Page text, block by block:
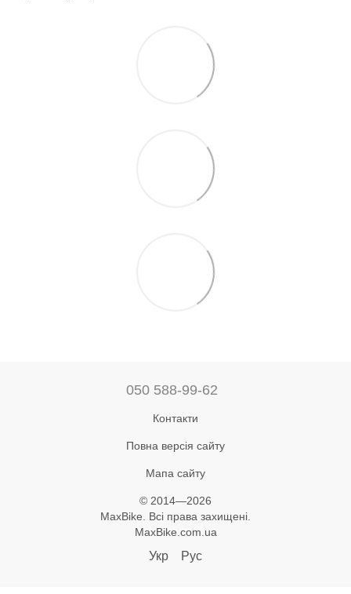
050 588-99-62
Контакти
Повна версія сайту
Мапа сайту
© 2014—2026
MaxBike. Всі права захищені.
MaxBike.com.ua
Укр Рус